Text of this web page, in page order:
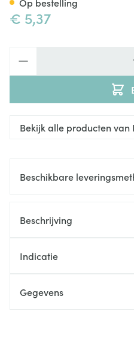
€ 5,37
Bekijk alle producten van
Beschikbare
Beschrijving
Indicatie
Gegevens